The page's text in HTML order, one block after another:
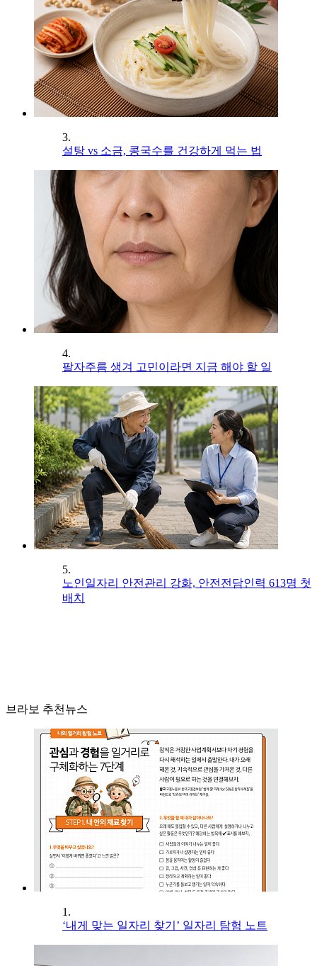
3.
설탕 vs 소금, 콩국수를 건강하게 먹는 법
4.
팔자주름 생겨 고민이라면 지금 해야 할 일
5.
노인일자리 안전관리 강화, 안전전담인력 613명 첫
배치
브라보 추천뉴스
1.
‘내게 맞는 일자리 찾기’ 일자리 탐험 노트